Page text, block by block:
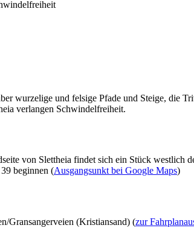
wurzelige und felsige Pfade und Steige, die
verlangen Schwindelfreiheit.
von Slettheia findet sich ein Stück
beginnen (Ausgangsunkt bei Google Maps)
Gransangerveien (Kristiansand) (zur